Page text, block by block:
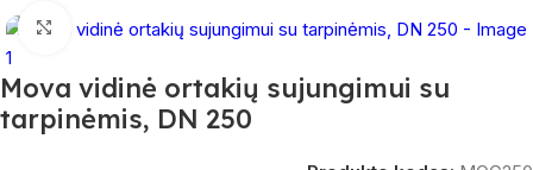
Spustelėkite, norėdami padidinti
Mova vidinė ortakių sujungimui su
tarpinėmis, DN 250